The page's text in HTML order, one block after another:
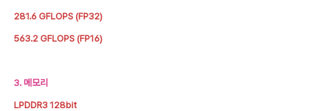
281.6GFLOPS (FP32)
563.2 GFLOPS (FP16)
3. 메모리
LPDDR3 128bit